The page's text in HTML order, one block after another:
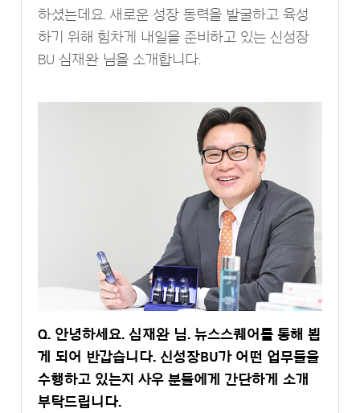
하셨는데요. 새로운 성장 동력을 발굴하고 육성
하기 위해 힘차게 내일을 준비하고 있는 신성장
BU 심재완 님을 소개합니다.
Q. 안녕하세요. 심재완 님. 뉴스스퀘어를 통해 뵙
게 되어 반갑습니다. 신성장BU가 어떤 업무들을
수행하고 있는지 사우 분들에게 간단하게 소개
부탁드립니다.